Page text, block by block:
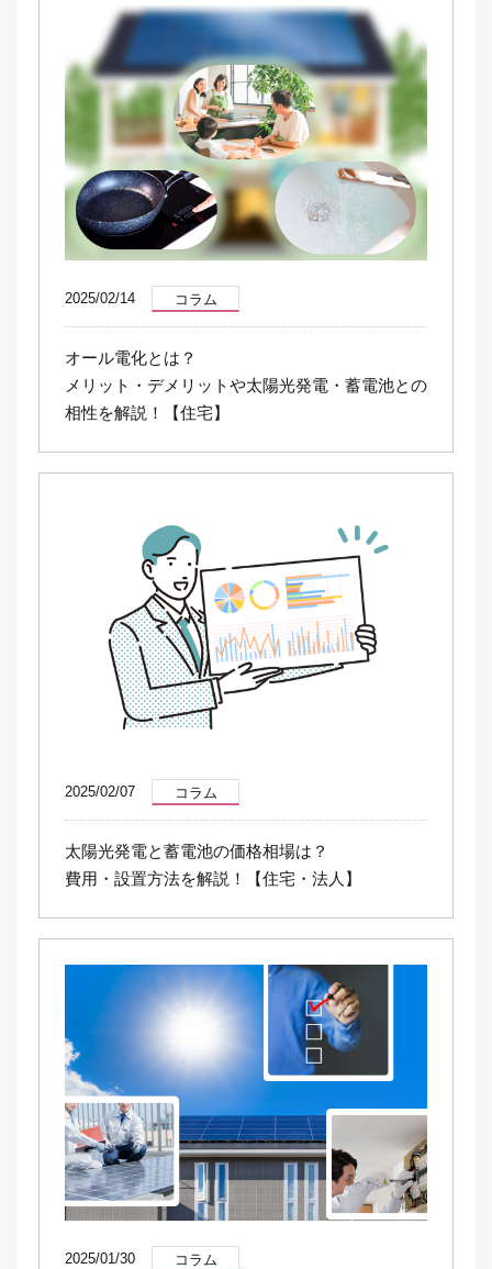
2025/02/14 コラム
オール電化とは？
メリット・デメリットや太陽光発電・蓄電池との
相性を解説！【住宅】
2025/02/07 コラム
太陽光発電と蓄電池の価格相場は？
費用・設置方法を解説！【住宅・法人】
2025/01/30 コラム